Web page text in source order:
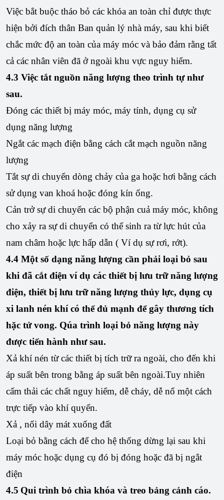
Việc bắt buộc tháo bỏ các khóa an toàn chỉ được thực
hiện bởi đích thân Ban quản lý nhà máy, sau khi biết
chắc mức độ an toàn của máy móc và bảo đảm rằng tất
cả các nhân viên đã ở ngoài khu vực nguy hiểm.
4.3 Việc tắt nguồn năng lượng theo trình tự như
sau.
Đóng các thiết bị máy móc, máy tính, dụng cụ sử
dụng năng lượng
Ngắt các mạch điện bằng cách cắt mạch nguồn năng
lượng
Tắt sự di chuyển dòng chảy của ga hoặc hơi bằng cách
sử dụng van khoá hoặc đóng kín ống.
Cản trở sự di chuyển các bộ phận cuả máy móc, không
cho xảy ra sự di chuyển có thể sinh ra từ lực hút của
nam châm hoặc lực hấp dẫn ( Ví dụ sự rơi, rớt).
4.4 Một số dạng năng lượng cần phải loại bỏ sau
khi đã cắt điện ví dụ các thiết bị lưu trữ năng lượng
điện, thiết bị lưu trữ năng lượng thủy lực, dụng cụ
xi lanh nén khí có thể đủ mạnh để gây thương tích
hặc tử vong. Qúa trình loại bỏ năng lượng này
được tiến hành như sau.
Xả khí nén từ các thiết bị tích trữ ra ngoài, cho đến khi
áp suất bên trong bằng áp suất bên ngoài.Tuy nhiên
cấm thải các chất nguy hiểm, dễ cháy, dễ nổ một cách
trực tiếp vào khí quyển.
Xả , nối dây mát xuống đất
Loại bỏ bằng cách để cho hệ thống dừng lại sau khi
máy móc hoặc dụng cụ đó bị đóng hoặc đã bị ngắt
điện
4.5 Qui trình bỏ chìa khóa và treo bảng cảnh cáo.